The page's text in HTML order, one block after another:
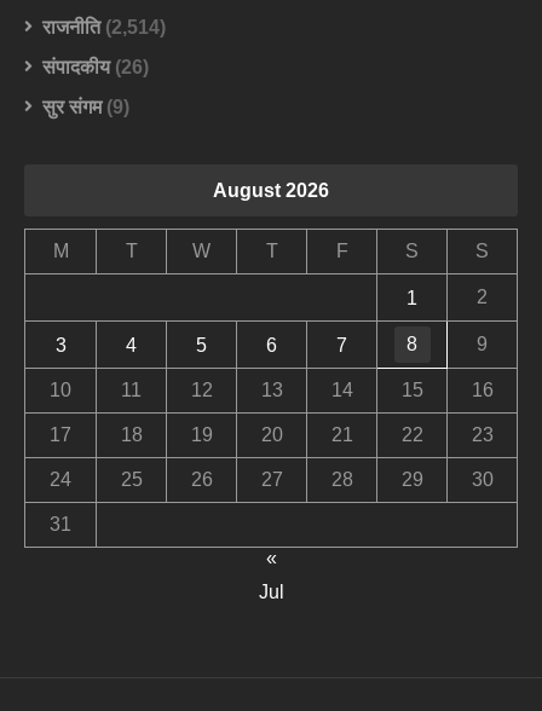
राजनीति(2,514)
संपादकीय(26)
सुर संगम(9)
August 2026
M T W T F S S
1 2
3 4 5 6 7 8 9
10 11 12 13 14 15 16
17 18 19 20 21 22 23
24 25 26 27 28 29 30
31
«
Jul